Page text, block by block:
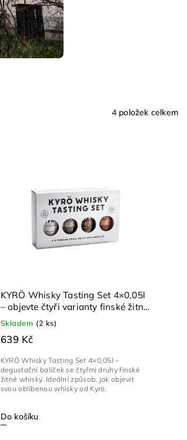
4 položek celkem
KYRÖ Whisky Tasting Set 4×0,05l
– objevte čtyři varianty finské žitné
whisky
Skladem (2 ks)
639 Kč
Do košíku
KYRÖ Whisky Tasting Set 4×0,05l –
degustační balíček se čtyřmi druhy finské
žitné whisky. Ideální způsob, jak objevit
svou oblíbenou whisky od Kyrö.